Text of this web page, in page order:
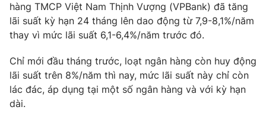
Cơ quan chủ quản: Đài Truyền hình Việt Nam
Cơ quan báo chí:
Thời báo VTV
cấp ngày 29/12/2023
Tổng Biên tập:Vũ Thanh Thủy
Phó Tổng Biên tập: Nguyễn Thị Mỹ Hạnh, Phạm Quốc Thắng,
Nguyễn Trọng Ninh
hàng TMCP Việt Nam Thịnh Vượng (VPBank) đã tăng
lãi suất kỳ hạn 24 tháng lên dao động từ 7,9-8,1%/năm
thay vì mức lãi suất 6,1-6,4%/năm trước đó.
Chỉ mới đầu tháng trước, loạt ngân hàng còn huy động
lãi suất trên 8%/năm thì nay, mức lãi suất này chỉ còn
lác đác, áp dụng tại một số ngân hàng và với kỳ hạn
dài.